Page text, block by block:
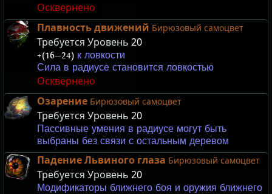
Осквернено
Плавность движений Бирюзовый самоцвет
Требуется Уровень 20
+(16—24) к ловкости
Сила в радиусе становится ловкостью
Осквернено
Озарение Бирюзовый самоцвет
Требуется Уровень 20
Пассивные умения в радиусе могут быть
выбраны без связи с остальным деревом
Падение Львиного глаза Бирюзовый самоцвет
Требуется Уровень 20
Модификаторы ближнего боя и оружия ближнего